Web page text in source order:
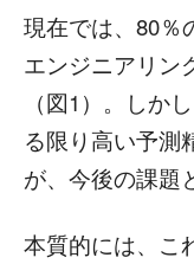
現在では、80％
エンジニアリン
（図1）。しか
る限り高い予測
が、今後の課題
本質的には、こ